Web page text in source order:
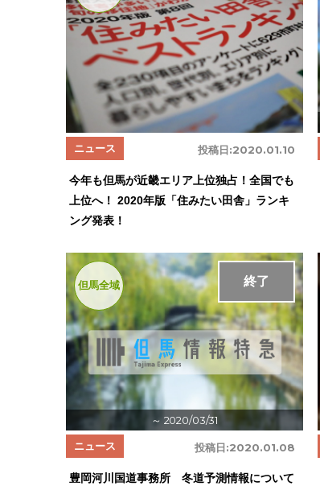
投稿日:2020.01.10
ニュース
今年も但馬が近畿エリア上位独占！全国でも
上位へ！ 2020年版「住みたい田舎」ランキ
ング発表！
～ 2020/03/31
終了
但馬全域
投稿日:2020.01.08
ニュース
豊岡河川国道事務所 冬道予測情報について